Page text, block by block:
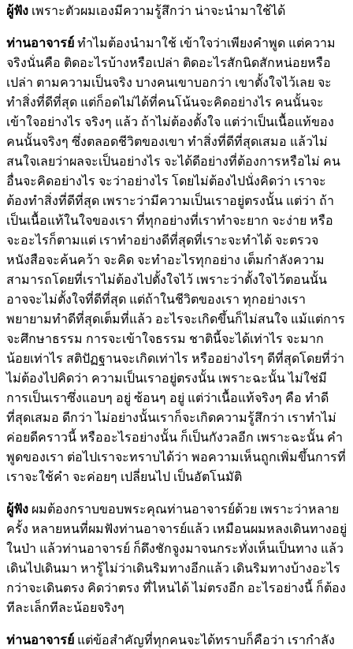
ผู้ฟัง เพราะตัวผมเองมีความรู้สึกว่า น่าจะนำมาใช้ได้
ท่านอาจารย์ ทำไมต้องนำมาใช้ เข้าใจว่าเพียงคำพูด แต่ความ
จริงนั่นคือ ติดอะไรบ้างหรือเปล่า ติดอะไรสักนิดสักหน่อยหรือ
เปล่า ตามความเป็นจริง บางคนเขาบอกว่า เขาตั้งใจไว้เลย จะ
ทำสิ่งที่ดีที่สุด แต่ก็อดไม่ได้ที่คนโน้นจะคิดอย่างไร คนนั้นจะ
เข้าใจอย่างไร จริงๆ แล้ว ถ้าไม่ต้องตั้งใจ แต่ว่าเป็นเนื้อแท้ของ
คนนั้นจริงๆ ซึ่งตลอดชีวิตของเขา ทำสิ่งที่ดีที่สุดเสมอ แล้วไม่
สนใจเลยว่าผลจะเป็นอย่างไร จะได้ดีอย่างที่ต้องการหรือไม่ คน
อื่นจะคิดอย่างไร จะว่าอย่างไร โดยไม่ต้องไปนั่งคิดว่า เราจะ
ต้องทำสิ่งที่ดีที่สุด เพราะว่ามีความเป็นเราอยู่ตรงนั้น แต่ว่า ถ้า
เป็นเนื้อแท้ในใจของเรา ที่ทุกอย่างที่เราทำจะยาก จะง่าย หรือ
จะอะไรก็ตามแต่ เราทำอย่างดีที่สุดที่เราะจะทำได้ จะตรวจ
หนังสือจะค้นคว้า จะคิด จะทำอะไรทุกอย่าง เต็มกำลังความ
สามารถโดยที่เราไม่ต้องไปตั้งใจไว้ เพราะว่าตั้งใจไว้ตอนนั้น
อาจจะไม่ตั้งใจที่ดีที่สุด แต่ถ้าในชีวิตของเรา ทุกอย่างเรา
พยายามทำดีที่สุดเต็มที่แล้ว อะไรจะเกิดขึ้นก็ไม่สนใจ แม้แต่การ
จะศึกษาธรรม การจะเข้าใจธรรม ชาตินี้จะได้เท่าไร จะมาก
น้อยเท่าไร สติปัฏฐานจะเกิดเท่าไร หรืออย่างไรๆ ดีที่สุดโดยที่ว่า
ไม่ต้องไปคิดว่า ความเป็นเราอยู่ตรงนั้น เพราะฉะนั้น ไม่ใช่มี
การเป็นเราซึ่งแอบๆ อยู่ ซ้อนๆ อยู่ แต่ว่าเนื้อแท้จริงๆ คือ ทำดี
ที่สุดเสมอ ดีกว่า ไม่อย่างนั้นเราก็จะเกิดความรู้สึกว่า เราทำไม่
ค่อยดีคราวนี้ หรืออะไรอย่างนั้น ก็เป็นกังวลอีก เพราะฉะนั้น คำ
พูดของเรา ต่อไปเราจะทราบได้ว่า พอความเห็นถูกเพิ่มขึ้นการที่
เราจะใช้คำ จะค่อยๆ เปลี่ยนไป เป็นอัตโนมัติ
ผู้ฟัง ผมต้องกราบขอบพระคุณท่านอาจารย์ด้วย เพราะว่าหลาย
ครั้ง หลายหนที่ผมฟังท่านอาจารย์แล้ว เหมือนผมหลงเดินทางอยู่
ในป่า แล้วท่านอาจารย์ ก็ดึงชักจูงมาจนกระทั่งเห็นเป็นทาง แล้ว
เดินไปเดินมา หารู้ไม่ว่าเดินริมทางอีกแล้ว เดินริมทางบ้างอะไร
กว่าจะเดินตรง คิดว่าตรง ที่ไหนได้ ไม่ตรงอีก อะไรอย่างนี้ ก็ต้อง
ทีละเล็กทีละน้อยจริงๆ
ท่านอาจารย์ แต่ข้อสำคัญที่ทุกคนจะได้ทราบก็คือว่า เรากำลัง